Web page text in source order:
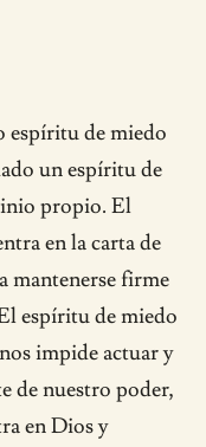
espíritu de miedo
un espíritu de
propio. El
en la carta de
mantenerse firme
espíritu de miedo
impide actuar y
de nuestro poder,
en Dios y